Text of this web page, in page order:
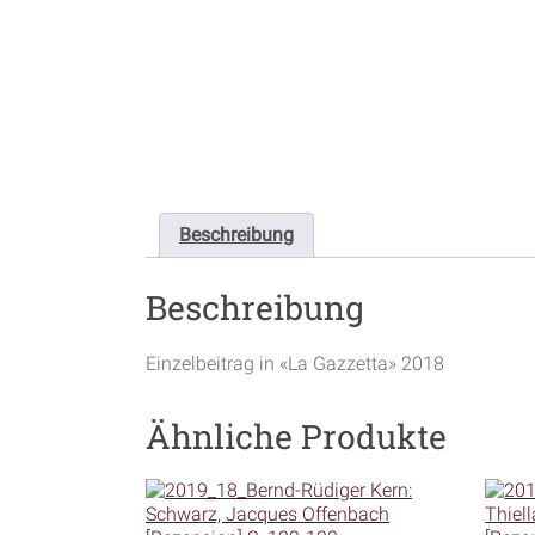
Beschreibung
Beschreibung
Einzelbeitrag in «La Gazzetta» 2018
Ähnliche Produkte